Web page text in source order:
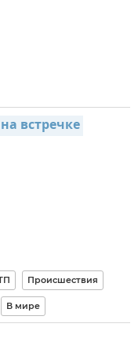
встречке
Происшествия
В мире